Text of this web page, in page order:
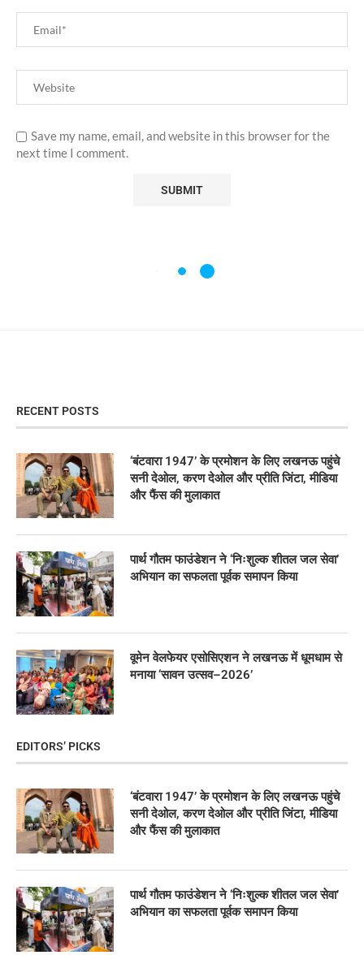
Save my name, email, and website in this browser for the
next time I comment.
RECENT POSTS
‘बंटवारा 1947’ के प्रमोशन के लिए लखनऊ पहुंचे
सनी देओल, करण देओल और प्रीति जिंटा, मीडिया
और फैंस की मुलाकात
पार्थ गौतम फाउंडेशन ने ‘निःशुल्क शीतल जल सेवा’
अभियान का सफलता पूर्वक समापन किया
वूमेन वेलफेयर एसोसिएशन ने लखनऊ में धूमधाम से
मनाया ‘सावन उत्सव–2026’
EDITORS’ PICKS
‘बंटवारा 1947’ के प्रमोशन के लिए लखनऊ पहुंचे
सनी देओल, करण देओल और प्रीति जिंटा, मीडिया
और फैंस की मुलाकात
पार्थ गौतम फाउंडेशन ने ‘निःशुल्क शीतल जल सेवा’
अभियान का सफलता पूर्वक समापन किया